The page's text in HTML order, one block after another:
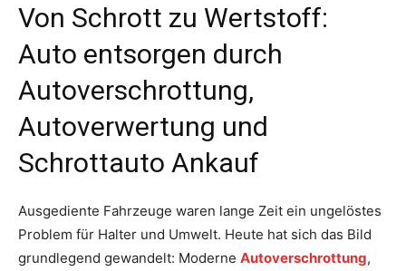
Von Schrott zu Wertstoff:
Auto entsorgen durch
Autoverschrottung,
Autoverwertung und
Schrottauto Ankauf
Ausgediente Fahrzeuge waren lange Zeit ein ungelöstes
Problem für Halter und Umwelt. Heute hat sich das Bild
grundlegend gewandelt: Moderne Autoverschrottung,